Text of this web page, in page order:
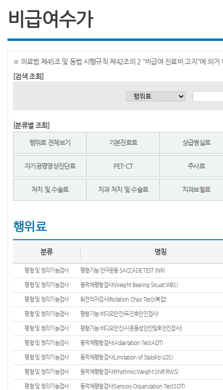
비급여수가
※ 의료법 제45조 및 동법 시행규칙 제42조의 2 "비급여 진료비 고지"에 의거
[검색 조회]
[분류별 조회]
행위료 전체보기 기본진료료 상급병실료
자기공명영상진단료 PET-CT 주사료
처치 및 수술료 치과 처치 및 수술료 치과보철료
행위료
분류 명칭
평형 및 청각기능검사 평형기능:안구운동 SACCADE TEST (NR)
평형 및 청각기능검사 동적체평형검사(Weight Bearing Squat:WBS)
평형 및 청각기능검사 회전의자검사(Rotation Chair Test)(복잡)
평형 및 청각기능검사 평형기능:비디오안진(두진후안진검사)
평형 및 청각기능검사 평형기능:비디오안진(시운동성안진및후안진검사)
평형 및 청각기능검사 동적체평형검사(Adaptation Test:ADT)
평형 및 청각기능검사 동적체평형검사(Limitation of Stability:LOS)
평형 및 청각기능검사 동적체평형검사(Rhythmic Weight Shift:RWS)
평형 및 청각기능검사 동적체평형검사(Sensory Organization Test:SOT)